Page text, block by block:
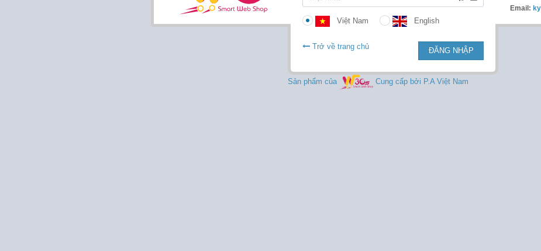
Email:
Việt Nam English
Trở về trang chủ ĐĂNG NHẬP
Sản phẩm của Cung cấp bởi P.A Việt Nam